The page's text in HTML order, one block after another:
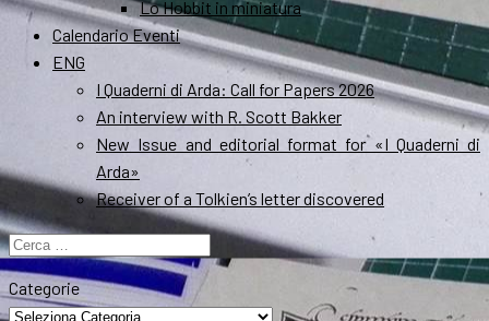
Lo Hobbit in miniatura
Calendario Eventi
ENG
I Quaderni di Arda: Call for Papers 2026
An interview with R. Scott Bakker
New Issue and editorial format for «I Quaderni di
Arda»
Receiver of a Tolkien’s letter discovered
Ricerca
per:
Categorie